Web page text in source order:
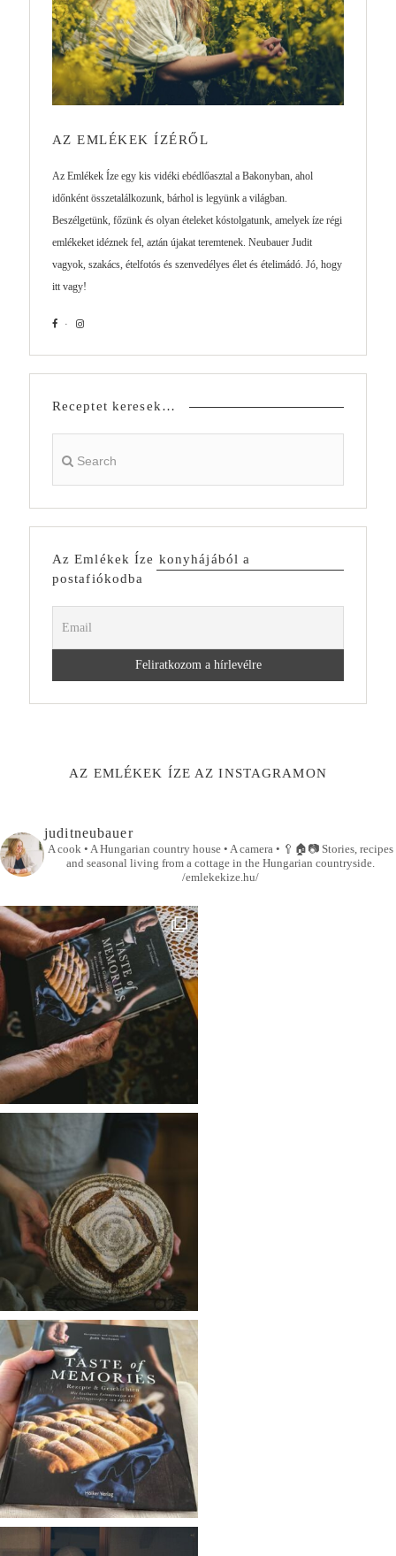
AZ EMLÉKEK ÍZÉRŐL
Az Emlékek Íze egy kis vidéki ebédlőasztal a Bakonyban, ahol
időnként összetalálkozunk, bárhol is legyünk a világban.
Beszélgetünk, főzünk és olyan ételeket kóstolgatunk, amelyek íze régi
emlékeket idéznek fel, aztán újakat teremtenek. Neubauer Judit
vagyok, szakács, ételfotós és szenvedélyes élet és ételimádó. Jó, hogy
itt vagy!
Receptet keresek…
Az Emlékek Íze konyhájából a
postafiókodba
AZ EMLÉKEK ÍZE AZ INSTAGRAMON
juditneubauer
A cook • A Hungarian country house • A camera • 🥄🏠📷Stories, recipes
and seasonal living from a cottage in the Hungarian countryside.
/emlekekize.hu/